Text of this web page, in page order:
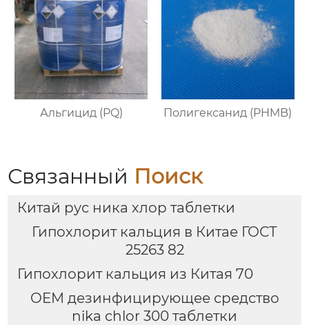
Альгицид (PQ) Полигексанид (PHMB)
Связанный Поиск
Китай рус ника хлор таблетки
Гипохлорит кальция в Китае ГОСТ
25263 82
Гипохлорит кальция из Китая 70
OEM дезинфицирующее средство
nika chlor 300 таблетки